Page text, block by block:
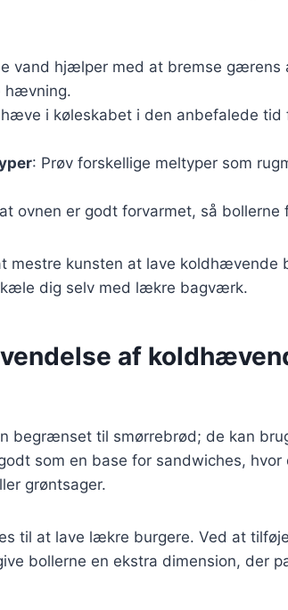
vand hjælper med at bremse gærens
hævning.
i køleskabet i den anbefalede tid
: Prøv forskellige meltyper som
ovnen er godt forvarmet, så bollerne
mestre kunsten at lave koldhævende
dig selv med lækre bagværk.
af
begrænset til smørrebrød; de kan
som en base for sandwiches,
grøntsager.
til at lave lækre burgere. Ved at
bollerne en ekstra dimension, der